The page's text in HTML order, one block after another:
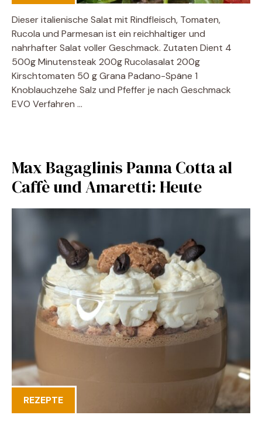
Dieser italienische Salat mit Rindfleisch, Tomaten,
Rucola und Parmesan ist ein reichhaltiger und
nahrhafter Salat voller Geschmack. Zutaten Dient 4
500g Minutensteak 200g Rucolasalat 200g
Kirschtomaten 50 g Grana Padano-Späne 1
Knoblauchzehe Salz und Pfeffer je nach Geschmack
EVO Verfahren …
Max Bagaglinis Panna Cotta al
Caffè und Amaretti: Heute
REZEPTE